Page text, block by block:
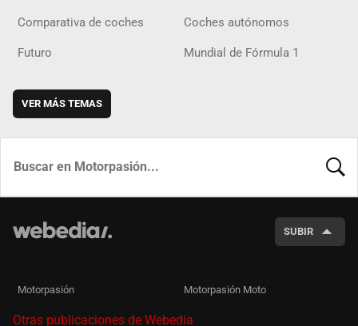
Comparativa de coches Coches autónomos
Futuro Mundial de Fórmula 1
VER MÁS TEMAS
SUBIR
Motorpasión Motorpasión Moto
Otras publicaciones de Webedia